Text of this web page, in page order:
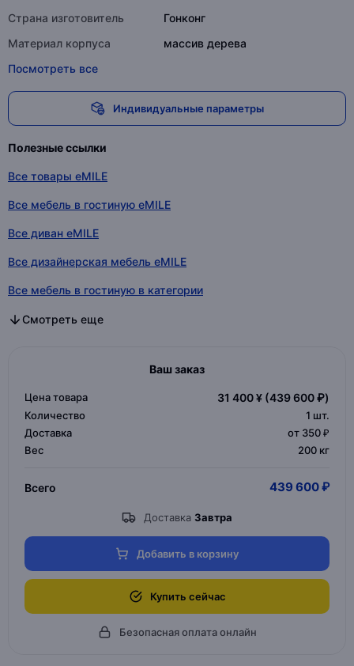
Страна изготовитель
Гонконг
Материал корпуса
массив дерева
Посмотреть все
Индивидуальные параметры
Полезные ссылки
Все товары eMILE
Все мебель в гостиную eMILE
Все диван eMILE
Все дизайнерская мебель eMILE
Все мебель в гостиную в категории
Все диван в категории
Все дизайнерская мебель в категории
Смотреть еще
Ваш заказ
Цена товара 31 400 ¥ (439 600 ₽)
Количество 1 шт.
Доставка
от 350 ₽
Вес
200 кг
Всего 439 600 ₽
Доставка Завтра
Добавить в корзину
Купить сейчас
Безопасная оплата онлайн